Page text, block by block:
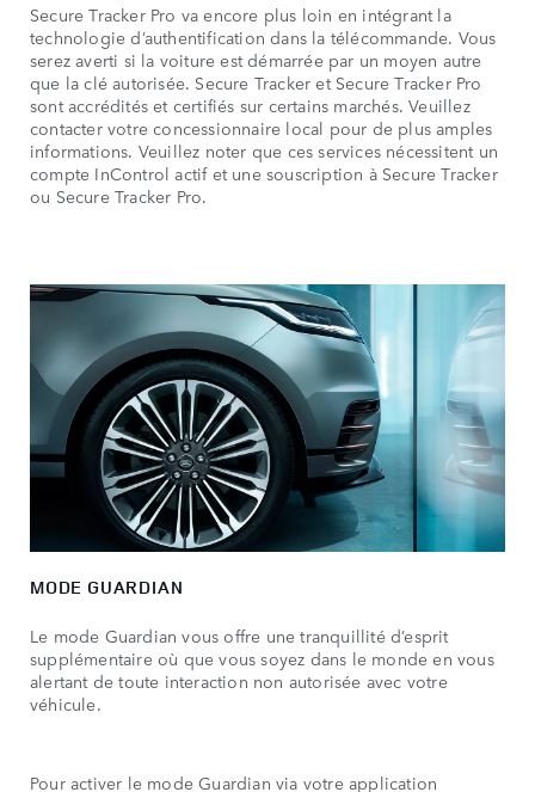
Secure Tracker Pro va encore plus loin en intégrant la
technologie d’authentification dans la télécommande. Vous
serez averti si la voiture est démarrée par un moyen autre
que la clé autorisée. Secure Tracker et Secure Tracker Pro
sont accrédités et certifiés sur certains marchés. Veuillez
contacter votre concessionnaire local pour de plus amples
informations. Veuillez noter que ces services nécessitent un
compte InControl actif et une souscription à Secure Tracker
ou Secure Tracker Pro.
MODE GUARDIAN
Le mode Guardian vous offre une tranquillité d’esprit
supplémentaire où que vous soyez dans le monde en vous
alertant de toute interaction non autorisée avec votre
véhicule.
Pour activer le mode Guardian via votre application